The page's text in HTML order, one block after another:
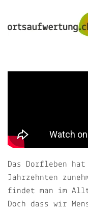
Skip to main
Das Dorfleben
Jahrzehnten
findet man im
Doch dass wir